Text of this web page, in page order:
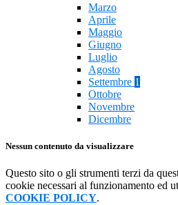
Marzo
Aprile
Maggio
Giugno
Luglio
Agosto
Settembre 1
Ottobre
Novembre
Dicembre
Nessun contenuto da visualizzare
Questo sito o gli strumenti terzi da
cookie necessari al funzionamento ed
COOKIE POLICY.